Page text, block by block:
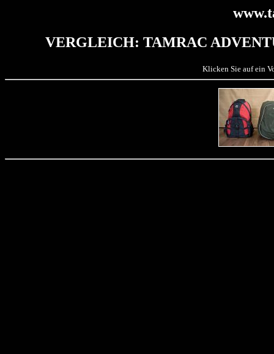
VERGLEICH: TAMRAC
Klicken Sie auf ein